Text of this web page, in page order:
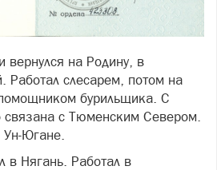
вернулся на Родину, в
Работал слесарем, потом на
бурильщика. С
с Тюменским Севером.
Югане.
в Нягань. Работал в